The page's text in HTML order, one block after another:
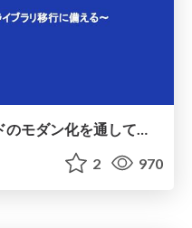
2 970